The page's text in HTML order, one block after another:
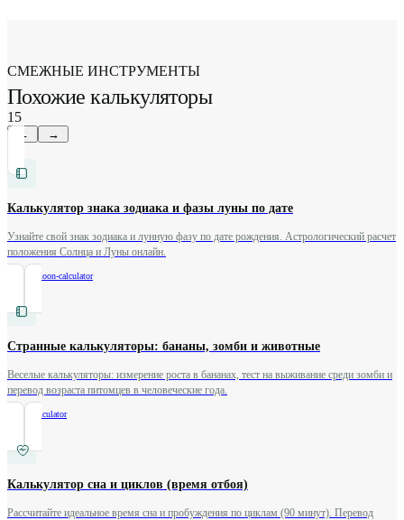
СМЕЖНЫЕ ИНСТРУМЕНТЫ
Похожие калькуляторы
15
← →
Калькулятор знака зодиака и фазы луны по дате
Узнайте свой знак зодиака и лунную фазу по дате рождения. Астрологический расчет
положения Солнца и Луны онлайн.
zodiac-moon-calculator
Странные калькуляторы: бананы, зомби и животные
Веселые калькуляторы: измерение роста в бананах, тест на выживание среди зомби и
перевод возраста питомцев в человеческие года.
weird-calculator
Калькулятор сна и циклов (время отбоя)
Рассчитайте идеальное время сна и пробуждения по циклам (90 минут). Перевод